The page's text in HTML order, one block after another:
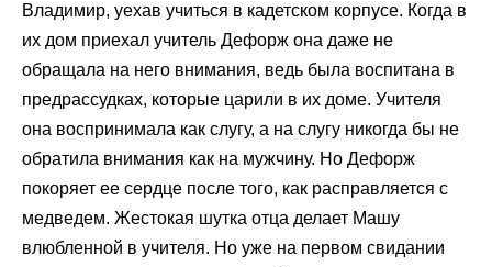
Владимир, уехав учиться в кадетском корпусе. Когда в
их дом приехал учитель Дефорж она даже не
обращала на него внимания, ведь была воспитана в
предрассудках, которые царили в их доме. Учителя
она воспринимала как слугу, а на слугу никогда бы не
обратила внимания как на мужчину. Но Дефорж
покоряет ее сердце после того, как расправляется с
медведем. Жестокая шутка отца делает Машу
влюбленной в учителя. Но уже на первом свидании